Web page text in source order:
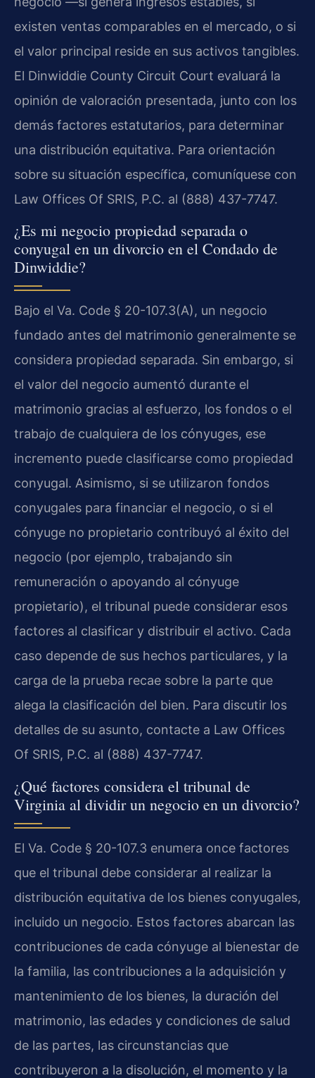
existen ventas comparables en el mercado, o si
el valor principal reside en sus activos tangibles.
El Dinwiddie County Circuit Court evaluará la
opinión de valoración presentada, junto con los
demás factores estatutarios, para determinar
una distribución equitativa. Para orientación
sobre su situación específica, comuníquese con
Law Offices Of SRIS, P.C. al (888) 437-7747.
¿Es mi negocio propiedad separada o
conyugal en un divorcio en el Condado de
Dinwiddie?
Bajo el Va. Code § 20-107.3(A), un negocio
fundado antes del matrimonio generalmente se
considera propiedad separada. Sin embargo, si
el valor del negocio aumentó durante el
matrimonio gracias al esfuerzo, los fondos o el
trabajo de cualquiera de los cónyuges, ese
incremento puede clasificarse como propiedad
conyugal. Asimismo, si se utilizaron fondos
conyugales para financiar el negocio, o si el
cónyuge no propietario contribuyó al éxito del
negocio (por ejemplo, trabajando sin
remuneración o apoyando al cónyuge
propietario), el tribunal puede considerar esos
factores al clasificar y distribuir el activo. Cada
caso depende de sus hechos particulares, y la
carga de la prueba recae sobre la parte que
alega la clasificación del bien. Para discutir los
detalles de su asunto, contacte a Law Offices
Of SRIS, P.C. al (888) 437-7747.
¿Qué factores considera el tribunal de
Virginia al dividir un negocio en un divorcio?
El Va. Code § 20-107.3 enumera once factores
que el tribunal debe considerar al realizar la
distribución equitativa de los bienes conyugales,
incluido un negocio. Estos factores abarcan las
contribuciones de cada cónyuge al bienestar de
la familia, las contribuciones a la adquisición y
mantenimiento de los bienes, la duración del
matrimonio, las edades y condiciones de salud
de las partes, las circunstancias que
contribuyeron a la disolución, el momento y la